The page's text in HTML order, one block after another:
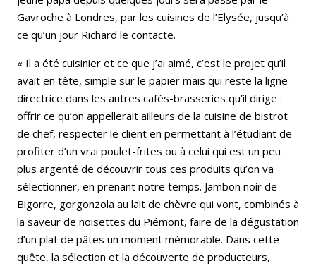
Gavroche à Londres, par les cuisines de l’Elysée, jusqu’à
ce qu’un jour Richard le contacte.
« Il a été cuisinier et ce que j’ai aimé, c’est le projet qu’il
avait en tête, simple sur le papier mais qui reste la ligne
directrice dans les autres cafés-brasseries qu’il dirige :
offrir ce qu’on appellerait ailleurs de la cuisine de bistrot
de chef, respecter le client en permettant à l’étudiant de
profiter d’un vrai poulet-frites ou à celui qui est un peu
plus argenté de découvrir tous ces produits qu’on va
sélectionner, en prenant notre temps. Jambon noir de
Bigorre, gorgonzola au lait de chèvre qui vont, combinés à
la saveur de noisettes du Piémont, faire de la dégustation
d’un plat de pâtes un moment mémorable. Dans cette
quête, la sélection et la découverte de producteurs,